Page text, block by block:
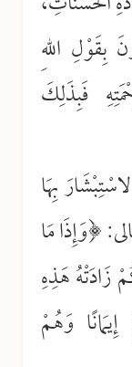
اللهِ
فَبِذَلِكَ
بِهَا
﴿وَإِذَا مَا
زَادَتْهُ هَذِهِ
إِيمَانًا وَهُمْ